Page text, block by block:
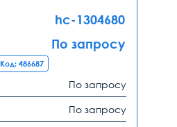
hc-1304680
По запросу
Код: 486687
По запросу
По запросу